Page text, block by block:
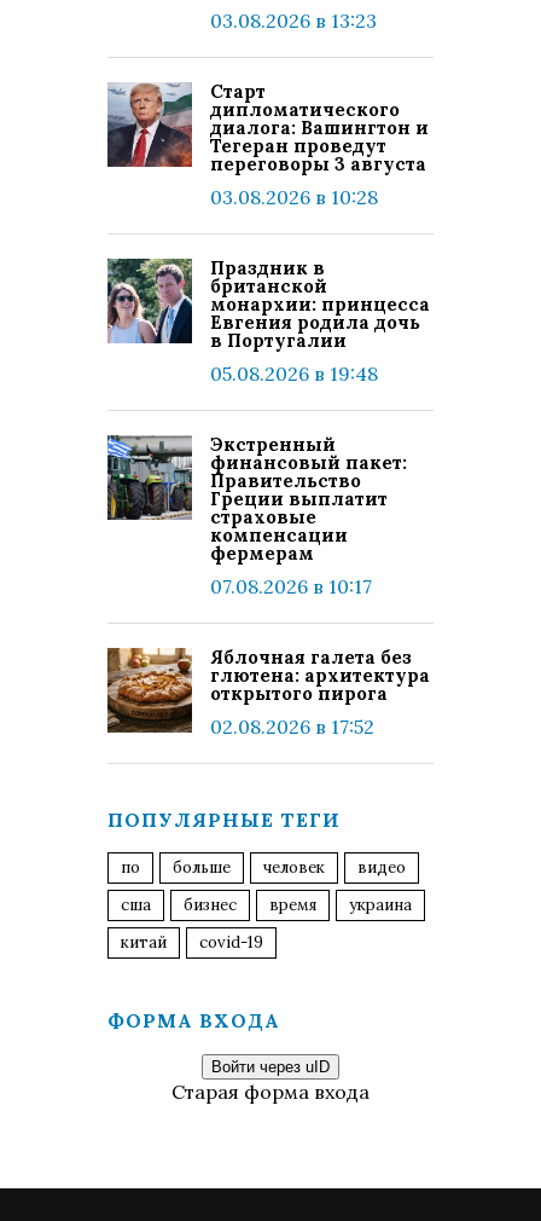
03.08.2026 в 13:23
Старт
дипломатического
диалога: Вашингтон и
Тегеран проведут
переговоры 3 августа
03.08.2026 в 10:28
Праздник в
британской
монархии: принцесса
Евгения родила дочь
в Португалии
05.08.2026 в 19:48
Экстренный
финансовый пакет:
Правительство
Греции выплатит
страховые
компенсации
фермерам
07.08.2026 в 10:17
Яблочная галета без
глютена: архитектура
открытого пирога
02.08.2026 в 17:52
ПОПУЛЯРНЫЕ ТЕГИ
по больше человек
видео
сша
бизнес время
украина
китай
covid-19
ФОРМА ВХОДА
Войти через uID
Старая форма входа